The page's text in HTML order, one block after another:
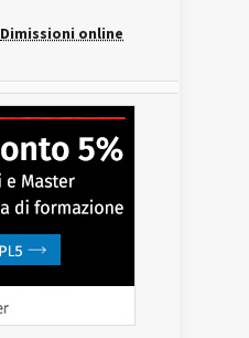
Dimissioni online